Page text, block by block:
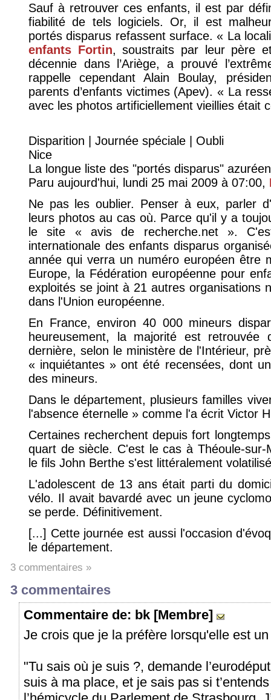
Sauf à retrouver ces enfants, il est par
fiabilité de tels logiciels. Or, il est
portés disparus refassent surface. « La
enfants Fortin, soustraits par leur père
décennie dans l’Ariège, a prouvé
rappelle cependant Alain Boulay,
parents d’enfants victimes (Apev). « La
avec les photos artificiellement vieillies était
Disparition | Journée spéciale | Oubli
Nice
La longue liste des "portés disparus"
Paru aujourd'hui, lundi 25 mai 2009 à 07:00,
Ne pas les oublier. Penser à eux, parler
leurs photos au cas où. Parce qu'il y a
le site « avis de recherche.net ».
internationale des enfants disparus
année qui verra un numéro européen être
Europe, la Fédération européenne pour
exploités se joint à 21 autres organisations
dans l'Union européenne.
En France, environ 40 000 mineurs
heureusement, la majorité est
dernière, selon le ministère de l'Intérieur,
« inquiétantes » ont été recensées, dont
des mineurs.
Dans le département, plusieurs familles
l'absence éternelle » comme l'a écrit Victor
Certaines recherchent depuis fort
quart de siècle. C'est le cas à Théoule-
le fils John Berthe s'est littéralement
L'adolescent de 13 ans était parti du
vélo. Il avait bavardé avec un jeune
se perde. Définitivement.
[...] Cette journée est aussi l'occasion
le département.
3 commentaires »
3 commentaires
Commentaire de: bk [Membre]
Je crois que je la préfère lorsqu'elle est
"Tu sais où je suis ?, demande
suis à ma place, et je sais pas si